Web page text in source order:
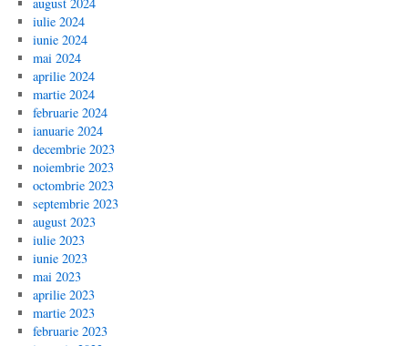
iulie 2024
iunie 2024
mai 2024
aprilie 2024
martie 2024
februarie 2024
ianuarie 2024
decembrie 2023
noiembrie 2023
octombrie 2023
septembrie 2023
august 2023
iulie 2023
iunie 2023
mai 2023
aprilie 2023
martie 2023
februarie 2023